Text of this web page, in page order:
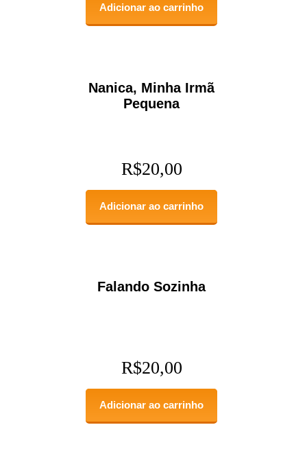
Adicionar ao carrinho
Nanica, Minha Irmã
Pequena
R$20,00
Adicionar ao carrinho
Falando Sozinha
R$20,00
Adicionar ao carrinho